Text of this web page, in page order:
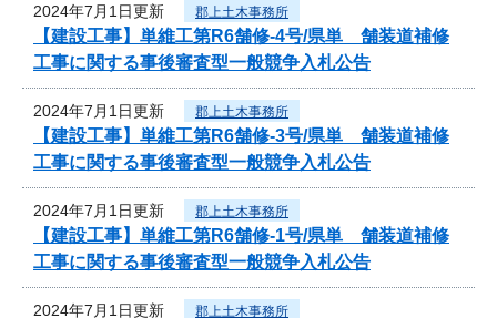
2024年7月1日更新 郡上土木事務所
【建設工事】単維工第R6舗修-4号/県単 舗装道補修
工事に関する事後審査型一般競争入札公告
2024年7月1日更新 郡上土木事務所
【建設工事】単維工第R6舗修-3号/県単 舗装道補修
工事に関する事後審査型一般競争入札公告
2024年7月1日更新 郡上土木事務所
【建設工事】単維工第R6舗修-1号/県単 舗装道補修
工事に関する事後審査型一般競争入札公告
2024年7月1日更新 郡上土木事務所